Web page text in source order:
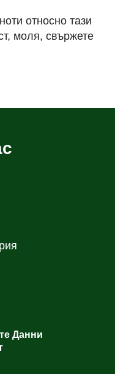
относно тази
моля, свържете
Данни